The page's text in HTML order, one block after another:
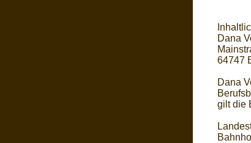
Dana
64747
Dana
gilt die